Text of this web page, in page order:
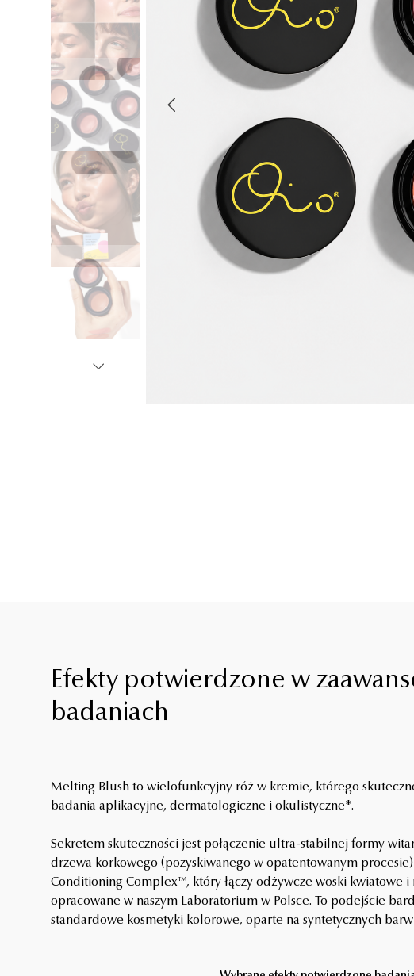
Efekty potwierdzone w
badaniach
Melting Blush to wielofunkcyjny róż w kremie, którego
badania aplikacyjne, dermatologiczne i okulistyczne*.
Sekretem skuteczności jest połączenie ultra-stabilnej formy
drzewa korkowego (pozyskiwanego w opatentowanym
Conditioning Complex™, który łączy odżywcze woski kwiatowe
opracowane w naszym Laboratorium w Polsce. To podejście
standardowe kosmetyki kolorowe, oparte na syntetycznych